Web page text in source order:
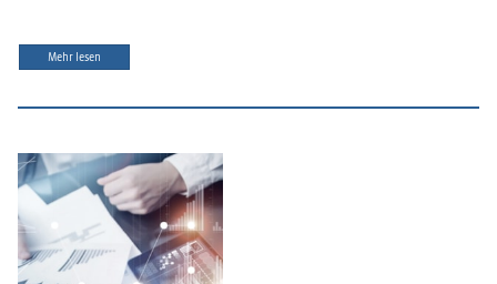
Mehr lesen